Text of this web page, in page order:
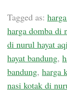
Tagged as:
harga domba di
di nurul hayat
hayat bandung,
bandung, harga
nasi kotak di